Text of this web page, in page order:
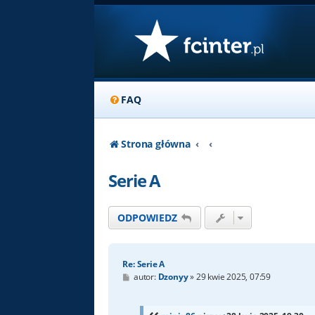
FAQ
Strona główna
Serie A
ODPOWIEDZ
Re: Serie A
Pautor: Dzonyy»29 kwie 2025, 07:59